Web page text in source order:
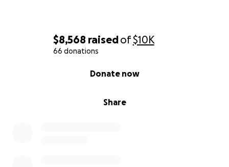
$8,568 raisedof$10K
66 donations
Share
Donate now